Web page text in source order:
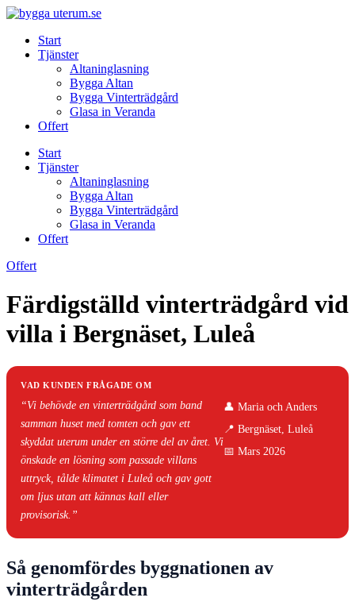
Skip
contentStart
Tjänster
Altaninglasning
Bygga Altan
Bygga Vinterträdgård
Glasa in Veranda
Offert
Start
Tjänster
Altaninglasning
Bygga Altan
Bygga Vinterträdgård
Glasa in Veranda
Offert
Offert
Färdigställd vinterträdgård vid
villa i Bergnäset, Luleå
VAD KUNDEN FRÅGADE OM
“Vi behövde en vinterträdgård som band
samman huset med tomten och gav ett
skyddat uterum under en större del av året. Vi
önskade en lösning som passade villans
uttryck, tålde klimatet i Luleå och gav gott
om ljus utan att kännas kall eller
provisorisk.”
👤 Maria och Anders
📍 Bergnäset, Luleå
📅 Mars 2026
Så genomfördes byggnationen av
vinterträdgården